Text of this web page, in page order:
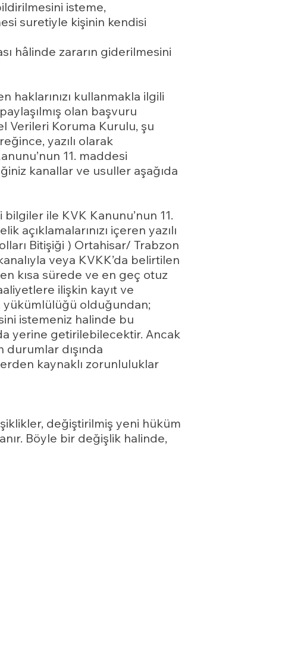
isteme,
suretiyle kişinin kendisi
hâlinde zararın giderilmesini
haklarınızı kullanmakla ilgili
olan başvuru
Verileri Koruma Kurulu, şu
yazılı olarak
11. maddesi
kanallar ve usuller aşağıda
ile KVK Kanunu’nun 11.
açıklamalarınızı içeren yazılı
Bitişiği ) Ortahisar/ Trabzon
veya KVKK’da belirtilen
kısa sürede ve en geç otuz
ilişkin kayıt ve
yükümlülüğü olduğundan;
istemeniz halinde bu
yerine getirilebilecektir. Ancak
dışında
kaynaklı zorunluluklar
değiştirilmiş yeni hüküm
Böyle bir değişlik halinde,